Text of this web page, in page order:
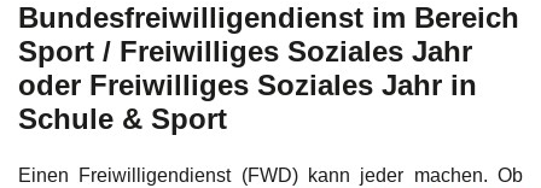
Bundesfreiwilligendienst im Bereich
Sport / Freiwilliges Soziales Jahr
oder Freiwilliges Soziales Jahr in
Schule & Sport
Einen Freiwilligendienst (FWD) kann jeder machen. Ob